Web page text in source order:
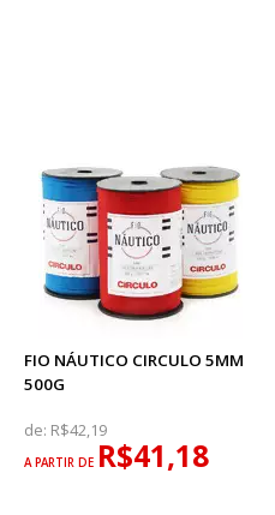
FIO NÁUTICO CIRCULO 5MM
500G
de: R$42,19
A PARTIR DE R$41,18